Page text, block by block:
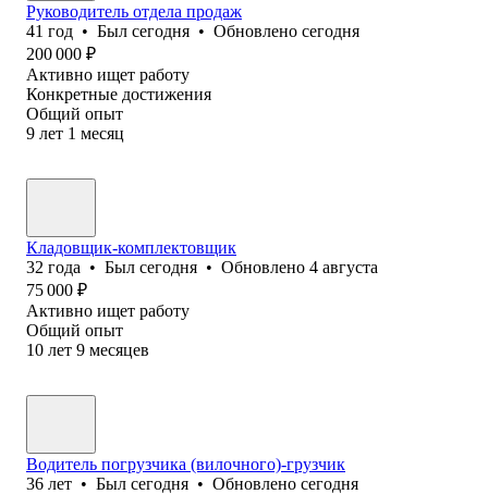
Руководитель отдела продаж
41 год • Был сегодня • Обновлено сегодня
200 000 ₽
Активно ищет работу
Конкретные достижения
Общий опыт
9 лет 1 месяц
Кладовщик-комплектовщик
32 года • Был сегодня • Обновлено 4 августа
75 000 ₽
Активно ищет работу
Общий опыт
10 лет 9 месяцев
Водитель погрузчика (вилочного)-грузчик
36 лет • Был сегодня • Обновлено сегодня